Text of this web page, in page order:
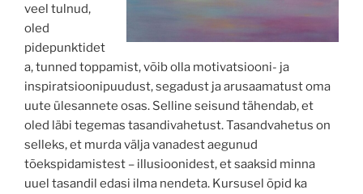
veel tulnud,
oled
pidepunktidet
a, tunned toppamist, võib olla motivatsiooni- ja
inspiratsioonipuudust, segadust ja arusaamatust oma
uute ülesannete osas. Selline seisund tähendab, et
oled läbi tegemas tasandivahetust. Tasandvahetus on
selleks, et murda välja vanadest aegunud
tõekspidamistest – illusioonidest, et saaksid minna
uuel tasandil edasi ilma nendeta. Kursusel õpid ka